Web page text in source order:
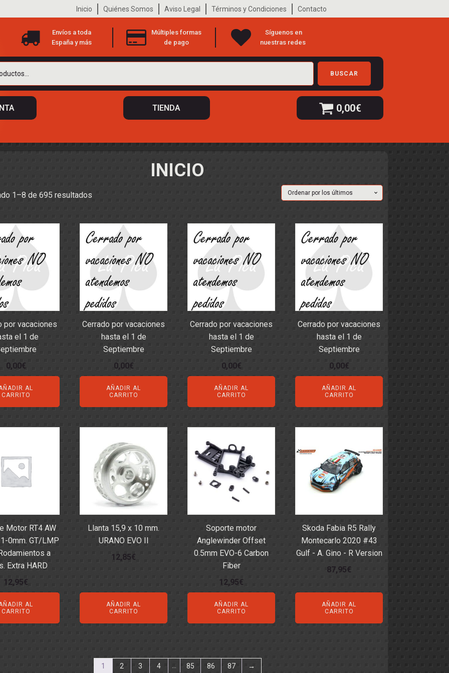
Inicio Quiénes Somos Aviso Legal Términos y Condiciones Contacto
Envíos a toda
España y más
Múltiples formas
de pago
Síguenos en
nuestras redes
BUSCAR
TIENDA 0,00€
ACCESORIOS
INICIO
1–8 de 695 resultados
últimos
por vacaciones
el 1 de
0,00€
AL
CARRITO
Cerrado por vacaciones
hasta el 1 de
Septiembre
0,00€
AÑADIR AL
CARRITO
Cerrado por vacaciones
hasta el 1 de
Septiembre
0,00€
AÑADIR AL
CARRITO
Cerrado por vacaciones
hasta el 1 de
Septiembre
0,00€
AÑADIR AL
CARRITO
Motor RT4 AW
0mm. GT/LMP
a
Extra HARD
12,95€
AL
CARRITO
Llanta 15,9 x 10 mm.
URANO EVO II
12,85€
AÑADIR AL
CARRITO
Soporte motor
Anglewinder Offset
0.5mm EVO-6 Carbon
Fiber
12,95€
AÑADIR AL
CARRITO
Skoda Fabia R5 Rally
Montecarlo 2020 #43
Gulf - A. Gino - R Version
87,95€
AÑADIR AL
CARRITO
1 2 3 4 85 86 87 →